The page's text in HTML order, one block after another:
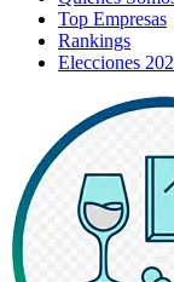
Top Empresas
Rankings
Elecciones